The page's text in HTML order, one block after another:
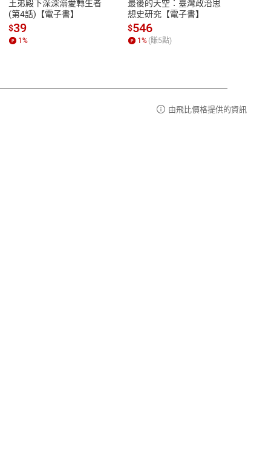
性
參
客服電話：0080-1857077
王弟殿下深深溺愛轉生者
(第4話)【電子書】
$39
1%
最後的天空：臺灣政治思
想史研究【電子書】
$546
1% (賺5點)
由飛比價格提供的資訊